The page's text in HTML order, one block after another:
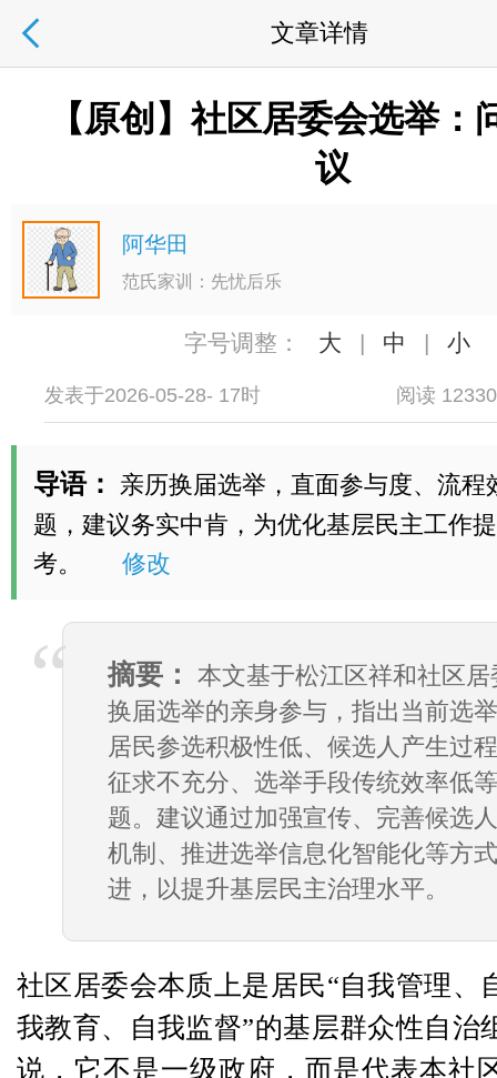
文章详情
【原创】社区居委会选举：
议
阿华田
范氏家训：先忧后乐
字号调整： 大 | 中 | 小
发表于2026-05-28- 17时 阅读
导语：
亲历换届选举，直面参与度、流程
题，建议务实中肯，为优化基层民主工作
考。
修改
摘要：
本文基于松江区祥和社区居
换届选举的亲身参与，指出当前选
居民参选积极性低、候选人产生过
征求不充分、选举手段传统效率低
题。建议通过加强宣传、完善候选
机制、推进选举信息化智能化等方
进，以提升基层民主治理水平。
社区居委会本质上是居民“自我管理、
我教育、自我监督”的基层群众性自治
说，它不是一级政府，而是代表本社